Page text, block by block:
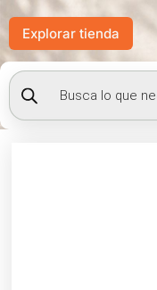
Explorar tienda
Búsqueda
de
productos